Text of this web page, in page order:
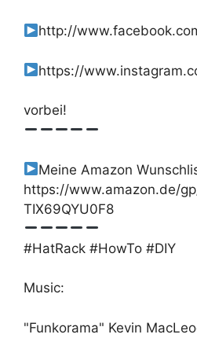
http://
https://
vorbei!
Meine Amazon
https://www.amazon.de/
TIX69QYU0F8
#HatRack #HowTo #DIY
Music:
"Funkorama" Kevin